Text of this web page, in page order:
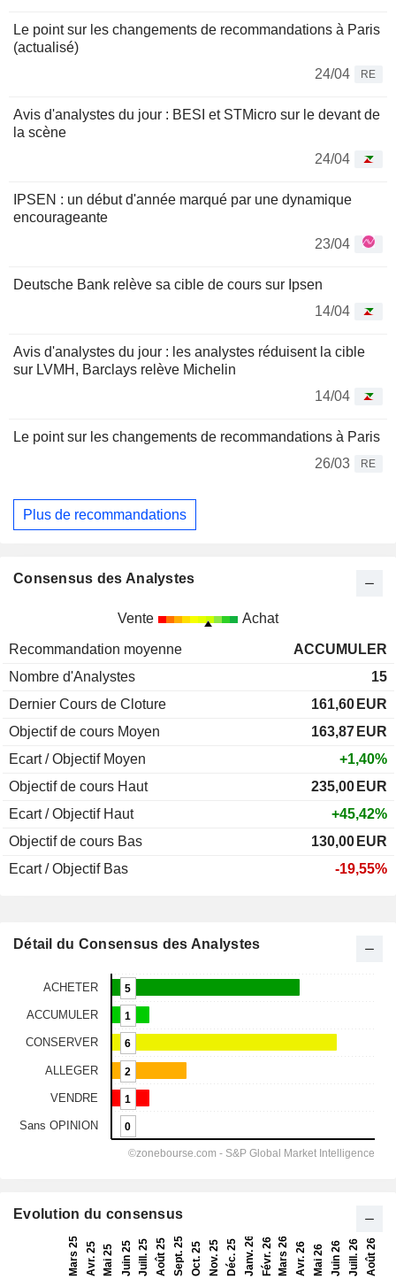
Le point sur les changements de recommandations à Paris
(actualisé)
24/04
RE
Avis d'analystes du jour : BESI et STMicro sur le devant de
la scène
24/04
IPSEN : un début d'année marqué par une dynamique
encourageante
23/04
Deutsche Bank relève sa cible de cours sur Ipsen
14/04
Avis d'analystes du jour : les analystes réduisent la cible
sur LVMH, Barclays relève Michelin
14/04
Le point sur les changements de recommandations à Paris
26/03
RE
Plus de recommandations
Consensus des Analystes
Vente Achat
Recommandation moyenne
ACCUMULER
Nombre d'Analystes
15
Dernier Cours de Cloture
161,60 EUR
Objectif de cours Moyen
163,87 EUR
Ecart / Objectif Moyen
+1,40%
Objectif de cours Haut
235,00 EUR
Ecart / Objectif Haut
+45,42%
Objectif de cours Bas
130,00 EUR
Ecart / Objectif Bas
-19,55%
Détail du Consensus des Analystes
Evolution du consensus